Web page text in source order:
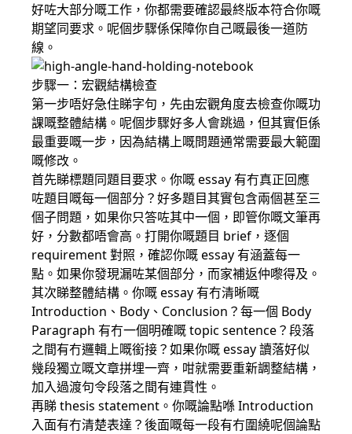
好咗大部分嘅工作，你都需要確認最終版本符合你嘅
期望同要求。呢個步驟係保障你自己嘅最後一道防
線。
步驟一：宏觀結構檢查
第一步唔好急住睇字句，先由宏觀角度去檢查你嘅功
課嘅整體結構。呢個步驟好多人會跳過，但其實佢係
最重要嘅一步，因為結構上嘅問題通常需要最大範圍
嘅修改。
首先睇標題同題目要求。你嘅 essay 有冇真正回應
咗題目嘅每一個部分？好多題目其實包含兩個甚至三
個子問題，如果你只答咗其中一個，即管你嘅文筆再
好，分數都唔會高。打開你嘅題目 brief，逐個
requirement 對照，確認你嘅 essay 有涵蓋每一
點。如果你發現漏咗某個部分，而家補返仲嚟得及。
其次睇整體結構。你嘅 essay 有冇清晰嘅
Introduction、Body、Conclusion？每一個 Body
Paragraph 有冇一個明確嘅 topic sentence？段落
之間有冇邏輯上嘅銜接？如果你嘅 essay 讀落好似
幾段獨立嘅文章拼埋一齊，咁就需要重新調整結構，
加入過渡句令段落之間有連貫性。
再睇 thesis statement。你嘅論點喺 Introduction
入面有冇清楚表達？後面嘅每一段有冇圍繞呢個論點